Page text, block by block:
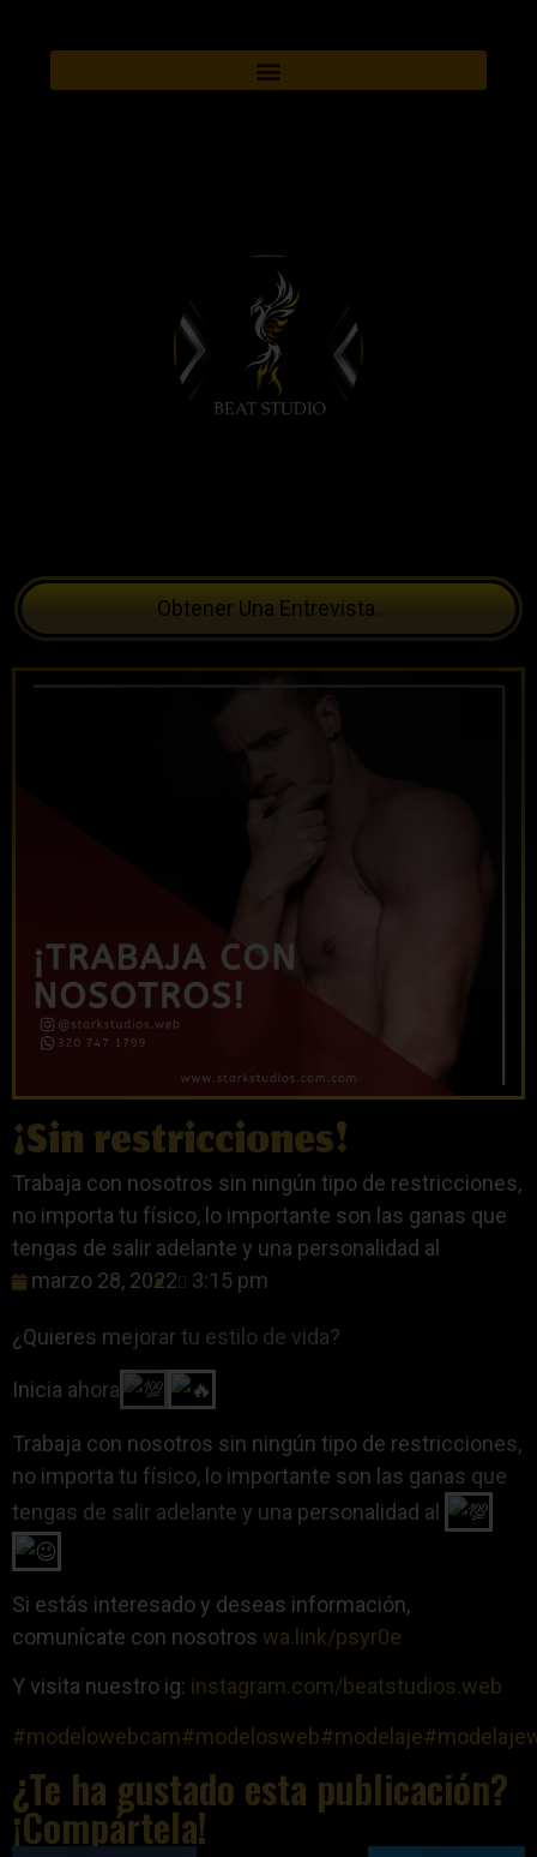
Obtener Una Entrevista.
¡Sin restricciones!
Trabaja con nosotros sin ningún tipo de restricciones,
no importa tu físico, lo importante son las ganas que
tengas de salir adelante y una personalidad al
marzo 28, 2022
3:15 pm
¿Quieres mejorar tu estilo de vida?
Inicia ahora
Trabaja con nosotros sin ningún tipo de restricciones,
no importa tu físico, lo importante son las ganas que
tengas de salir adelante y una personalidad al
Si estás interesado y deseas información,
comunícate con nosotros wa.link/psyr0e
Y visita nuestro ig: instagram.com/beatstudios.web
#modelowebcam#modelosweb#modelaje
¿Te ha gustado esta publicación?
¡Compártela!